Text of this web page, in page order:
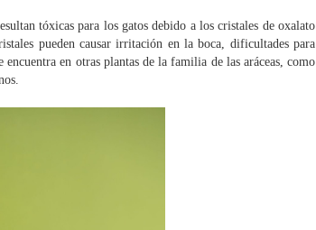
tóxicas para los gatos debido a los cristales de oxalato
pueden causar irritación en la boca, dificultades para
en otras plantas de la familia de las aráceas, como